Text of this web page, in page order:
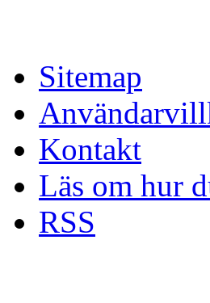
Sitemap
Kontakt
Läs om hur
RSS